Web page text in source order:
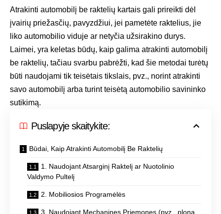
Atrakinti automobilį be raktelių kartais gali prireikti dėl
įvairių priežasčių, pavyzdžiui, jei pametėte raktelius, jie
liko automobilio viduje ar netyčia užsirakino durys.
Laimei, yra keletas būdų, kaip galima atrakinti automobilį
be raktelių, tačiau svarbu pabrėžti, kad šie metodai turėtų
būti naudojami tik teisėtais tikslais, pvz., norint atrakinti
savo automobilį arba turint teisėtą automobilio savininko
sutikimą.
Puslapyje skaitykite:
Būdai, Kaip Atrakinti Automobilį Be Raktelių
1. Naudojant Atsarginį Raktelį ar Nuotolinio
Valdymo Pultelį
2. Mobiliosios Programėlės
3. Naudojant Mechanines Priemones (pvz., ploną